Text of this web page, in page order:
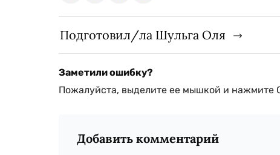
Подготовил/ла Шульга Оля
Заметили ошибку?
Пожалуйста, выделите ее мышкой и нажмите
Добавить комментарий